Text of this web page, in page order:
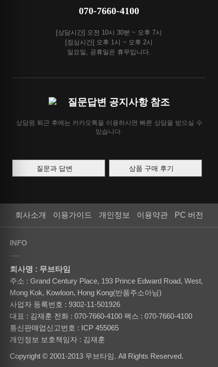
070-7660-4100
[상담시간] 오전 10시 30분 ~ 오후 7시
[점심시간] 오후 1시 ~ 오후 2시
일요일, 공휴일은 휴무입니다.
질문답변 공지사항 참조
상담원 퇴근 후에는 카카오톡을 이용하시면 빠른 상담을 받으실 수
있습니다.
질문과 답변 상품 구매 후기
회사소개 이용가이드 개인정보 이용약관 PC 버전
INFO
회사명 : 무브타임
주소 : Grand Century Place, 193 Prince Edward Road, West,
Mong Kok, Kowloon, Hong Kong(반품주소아님)
사업자 등록번호 : 9302-11-501926
대표 : 김재훈 전화 : 070-7660-4100 팩스 : 070-7660-4100
통신판매업신고번호 : ICP 455065
개인정보 보호책임자 : 김재훈
Copyright © 2001-2013 무브타임. All Rights Reserved.